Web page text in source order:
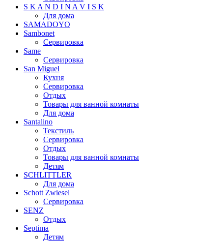
S K A N D I N A V I S K
Для дома
SAMADOYO
Sambonet
Сервировка
Same
Сервировка
San Miguel
Кухня
Сервировка
Отдых
Товары для ванной комнаты
Для дома
Santalino
Текстиль
Сервировка
Отдых
Товары для ванной комнаты
Детям
SCHLITTLER
Для дома
Schott Zwiesel
Сервировка
SENZ
Отдых
Septima
Детям